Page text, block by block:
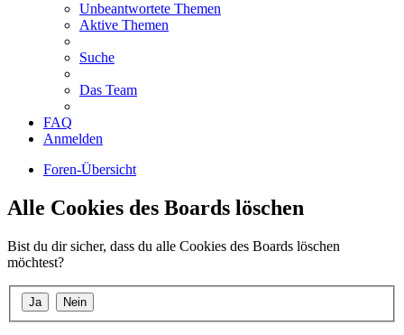
Unbeantwortete Themen
Aktive Themen
Suche
Das Team
FAQ
Anmelden
Foren-Übersicht
Alle Cookies des Boards löschen
Bist du dir sicher, dass du alle Cookies des Boards löschen
möchtest?